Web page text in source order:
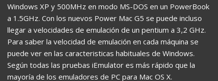
Windows XP y 500MHz en modo MS-DOS en un PowerBook
a 1.5GHz. Con los nuevos Power Mac G5 se puede incluso
llegar a velocidades de emulación de un pentium a 3,2 GHz.
Para saber la velocidad de emulación en cada máquina se
puede ver en las caracteristicas habituales de Windows.
Según todas las pruebas iEmulator es más rápido que la
mayoría de los emuladores de PC para Mac OS X.